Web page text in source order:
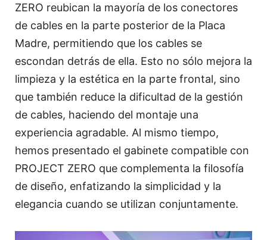
ZERO reubican la mayoría de los conectores
de cables en la parte posterior de la Placa
Madre, permitiendo que los cables se
escondan detrás de ella. Esto no sólo mejora la
limpieza y la estética en la parte frontal, sino
que también reduce la dificultad de la gestión
de cables, haciendo del montaje una
experiencia agradable. Al mismo tiempo,
hemos presentado el gabinete compatible con
PROJECT ZERO que complementa la filosofía
de diseño, enfatizando la simplicidad y la
elegancia cuando se utilizan conjuntamente.